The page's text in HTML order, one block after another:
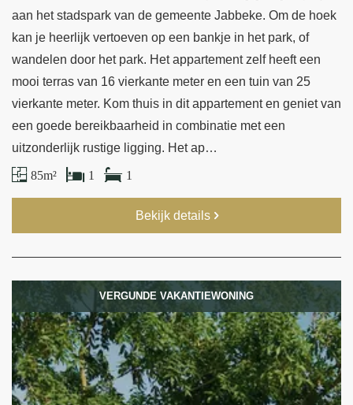
aan het stadspark van de gemeente Jabbeke. Om de hoek
kan je heerlijk vertoeven op een bankje in het park, of
wandelen door het park. Het appartement zelf heeft een
mooi terras van 16 vierkante meter en een tuin van 25
vierkante meter. Kom thuis in dit appartement en geniet van
een goede bereikbaarheid in combinatie met een
uitzonderlijk rustige ligging. Het ap…
85 m² 1 1
Bekijk details
VERGUNDE VAKANTIEWONING